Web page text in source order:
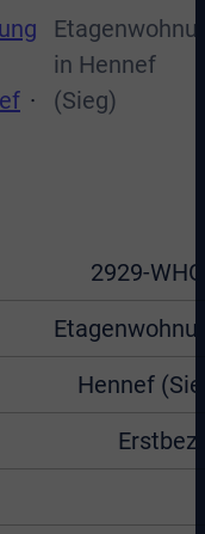
in Hennef
(Sieg)
2929-
Hennef